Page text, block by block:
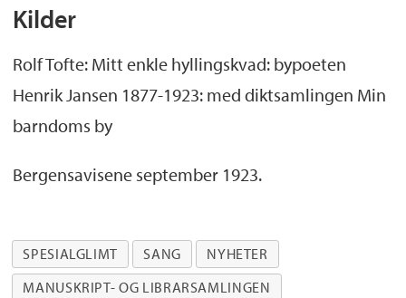
Kilder
Rolf Tofte: Mitt enkle hyllingskvad: bypoeten
Henrik Jansen 1877-1923: med diktsamlingen Min
barndoms by
Bergensavisene september 1923.
SPESIALGLIMT SANG
NYHETER
MANUSKRIPT- OG LIBRARSAMLINGEN